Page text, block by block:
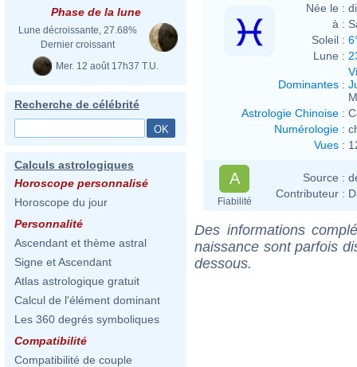
Phase de la lune
Lune décroissante, 27.68%
Dernier croissant
Mer. 12 août 17h37 T.U.
Recherche de célébrité
Calculs astrologiques
Horoscope personnalisé
Horoscope du jour
Personnalité
Ascendant et thème astral
Signe et Ascendant
Atlas astrologique gratuit
Calcul de l'élément dominant
Les 360 degrés symboliques
Compatibilité
Compatibilité de couple
Née le :
à :
Soleil :
Lune :
Dominantes :
Astrologie Chinoise :
Numérologie :
Vues :
A
Fiabilité
Source :
Contributeur :
Des informations
naissance sont parfois
dessous.